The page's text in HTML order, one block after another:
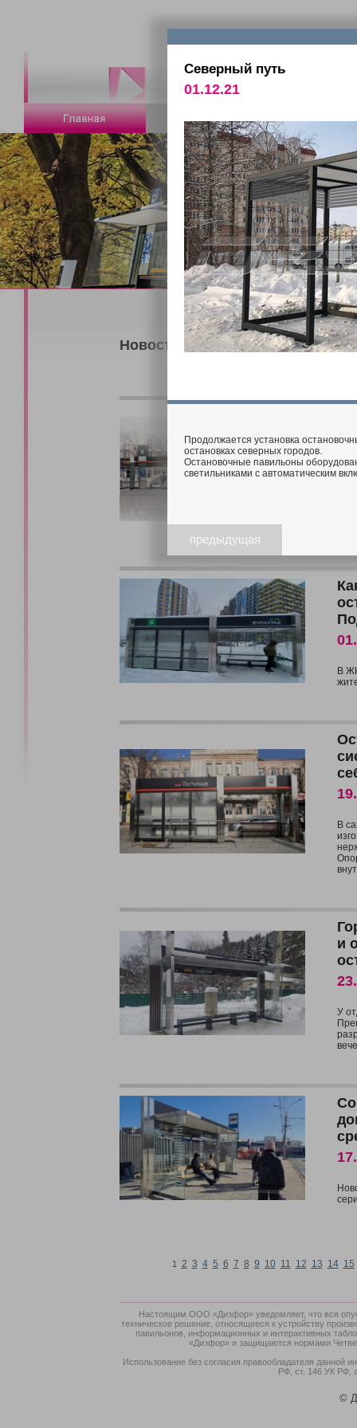
Новости
В
В
и
У
1 2 3 4 5 6 7 8 9 10 11 12 13 14 15
Настоящим ООО «Дизфор» уведомляет, что вся
техническое решение, относящееся к устройству
павильонов, информационных и интерактивных
«Дизфор» и защищаются нормами
Использование без согласия правообладателя данной
РФ, ст. 146 УК РФ,
©
Северный путь
01.12.21
Продолжается установка
остановках северных городов.
Остановочные павильоны
светильниками с автоматическим
предыдущая